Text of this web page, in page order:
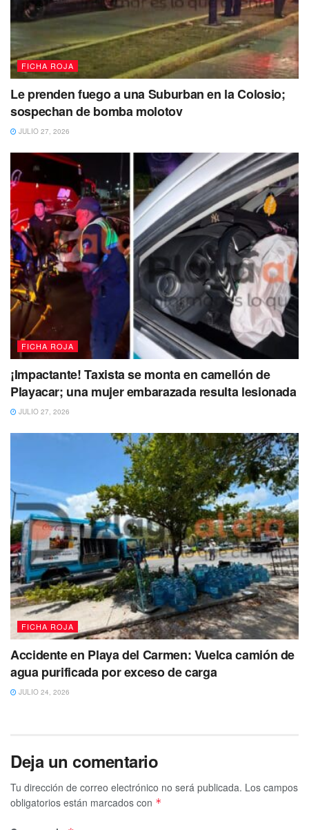
FICHA ROJA
Le prenden fuego a una Suburban en la Colosio;
sospechan de bomba molotov
JULIO 27, 2026
FICHA ROJA
¡Impactante! Taxista se monta en camellón de
Playacar; una mujer embarazada resulta lesionada
JULIO 27, 2026
FICHA ROJA
Accidente en Playa del Carmen: Vuelca camión de
agua purificada por exceso de carga
JULIO 24, 2026
Deja un comentario
Tu dirección de correo electrónico no será publicada. Los campos
obligatorios están marcados con *